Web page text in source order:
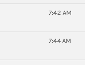
7:42 AM
7:44 AM